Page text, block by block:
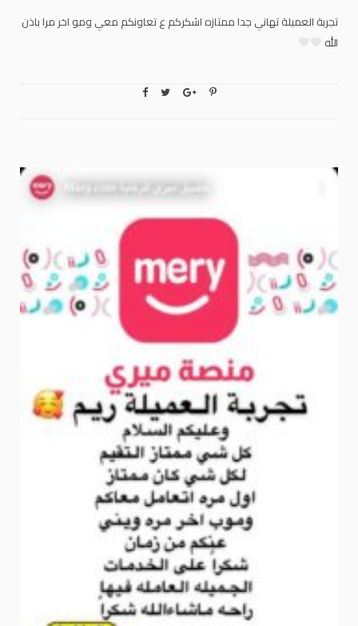
تجربة العميلة تهاني جدا ممتازه اشكركم ع تعاونكم معي ومو اخر مرا باذن
الله